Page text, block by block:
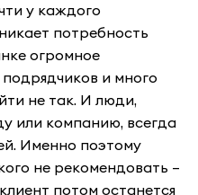
у каждого
потребность
огромное
и много
не так. И люди,
или компанию, всегда
Именно поэтому
не рекомендовать –
потом останется